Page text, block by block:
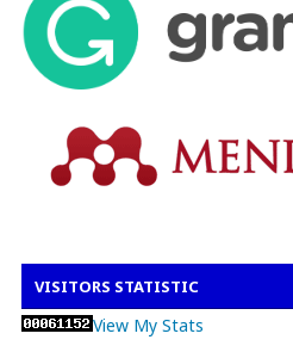
VISITORS STATISTIC
View My Stats